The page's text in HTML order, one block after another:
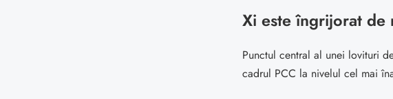
Xi este îngrijorat de
Punctul central al unei lovituri
cadrul PCC la nivelul cel mai